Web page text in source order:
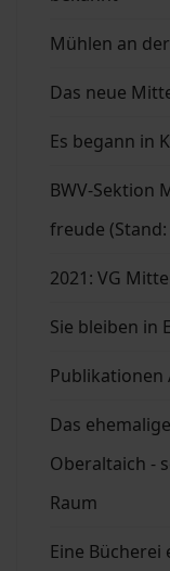
Mühlen an
Das neue
Es begann in
BWV-Sektion
freude (Stand:
2021: VG
Sie bleiben in
Publikationen
Das
Oberaltaich -
Raum
Eine Bücherei